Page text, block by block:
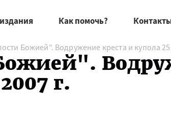
Как помочь?
Божией". Водружение креста и купола 25
г.